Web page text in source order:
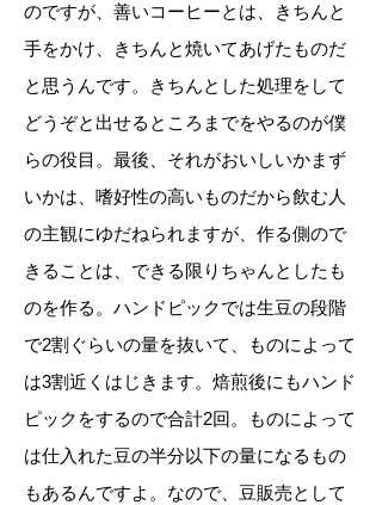
のですが、善いコーヒーとは、きちんと
手をかけ、きちんと焼いてあげたものだ
と思うんです。きちんとした処理をして
どうぞと出せるところまでをやるのが僕
らの役目。最後、それがおいしいかまず
いかは、嗜好性の高いものだから飲む人
の主観にゆだねられますが、作る側ので
きることは、できる限りちゃんとしたも
のを作る。ハンドピックでは生豆の段階
で2割ぐらいの量を抜いて、ものによって
は3割近くはじきます。焙煎後にもハンド
ピックをするので合計2回。ものによって
は仕入れた豆の半分以下の量になるもの
もあるんですよ。なので、豆販売として